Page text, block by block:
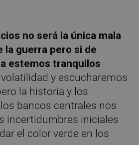
no será la única mala
la guerra pero si de
estemos tranquilos
y escucharemos
la historia y los
bancos centrales nos
incertidumbres iniciales
el color verde en los